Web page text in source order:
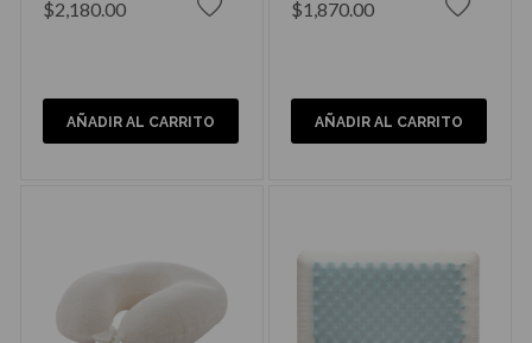
$2,180.00
AÑADIR AL CARRITO
$1,870.00
AÑADIR AL CARRITO